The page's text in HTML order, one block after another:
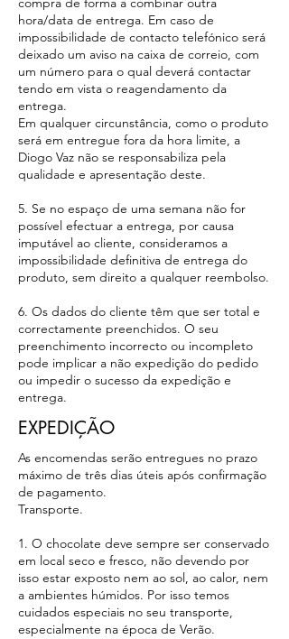
hora/data de entrega. Em caso de
impossibilidade de contacto telefónico será
deixado um aviso na caixa de correio, com
um número para o qual deverá contactar
tendo em vista o reagendamento da
entrega.
Em qualquer circunstância, como o produto
será em entregue fora da hora limite, a
Diogo Vaz não se responsabiliza pela
qualidade e apresentação deste.
5. Se no espaço de uma semana não for
possível efectuar a entrega, por causa
imputável ao cliente, consideramos a
impossibilidade definitiva de entrega do
produto, sem direito a qualquer reembolso.
6. Os dados do cliente têm que ser total e
correctamente preenchidos. O seu
preenchimento incorrecto ou incompleto
pode implicar a não expedição do pedido
ou impedir o sucesso da expedição e
entrega.
EXPEDIÇÃO
As encomendas serão entregues no prazo
máximo de três dias úteis após confirmação
de pagamento.
Transporte.
1. O chocolate deve sempre ser conservado
em local seco e fresco, não devendo por
isso estar exposto nem ao sol, ao calor, nem
a ambientes húmidos. Por isso temos
cuidados especiais no seu transporte,
especialmente na época de Verão.